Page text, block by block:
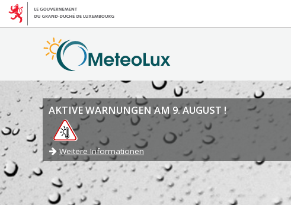
AKTIVE WARNUNGEN AM 9. AUGUST !
Weitere Informationen